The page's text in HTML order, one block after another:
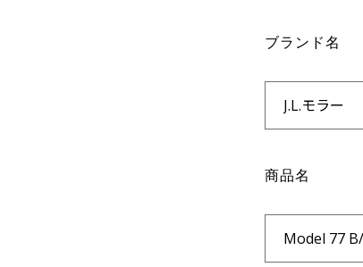
ブランド名
商品名